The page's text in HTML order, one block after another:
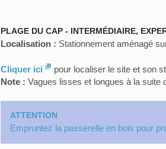
PLAGE DU CAP - INTERMÉDIAIRE,
Localisation : Stationnement aménagé
Cliquer ici
pour localiser le site et son
Note : Vagues lisses et longues à la suite
ATTENTION
Empruntez la passerelle en bois pour